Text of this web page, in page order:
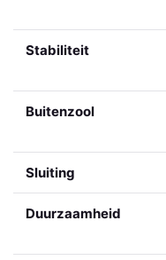
Stabiliteit
Buitenzool
Sluiting
Duurzaamheid